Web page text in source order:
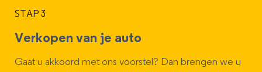
STAP 3
Verkopen van je auto
Gaat u akkoord met ons voorstel? Dan brengen we u